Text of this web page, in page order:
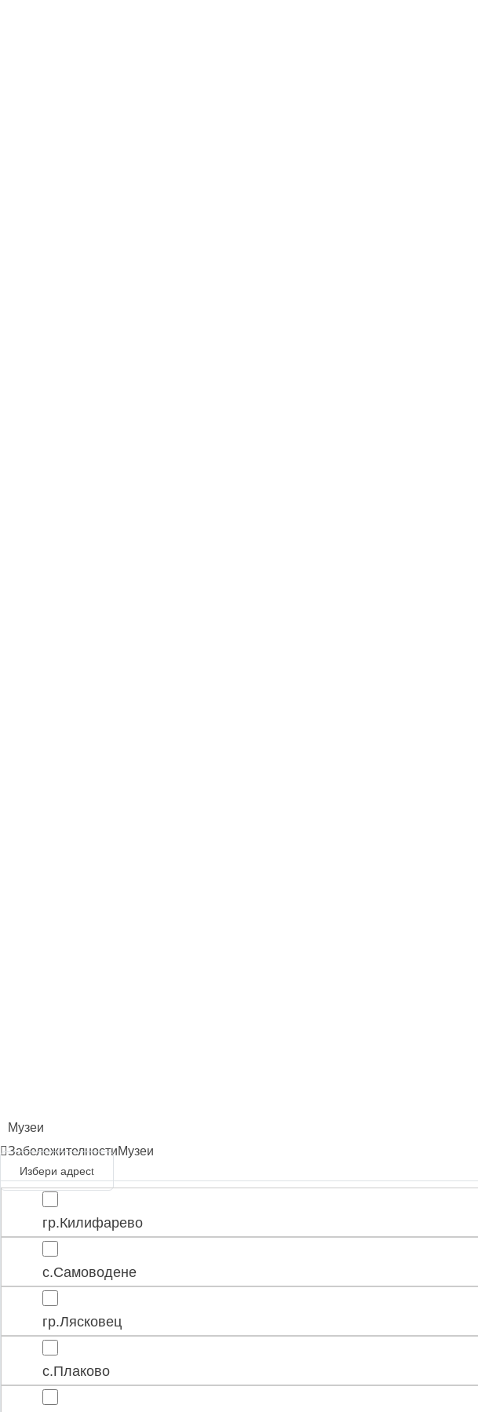
Музеи
ЗабележителностиМузеи
Избери адрес
гр.Килифарево
с.Самоводене
гр.Лясковец
с.Плаково